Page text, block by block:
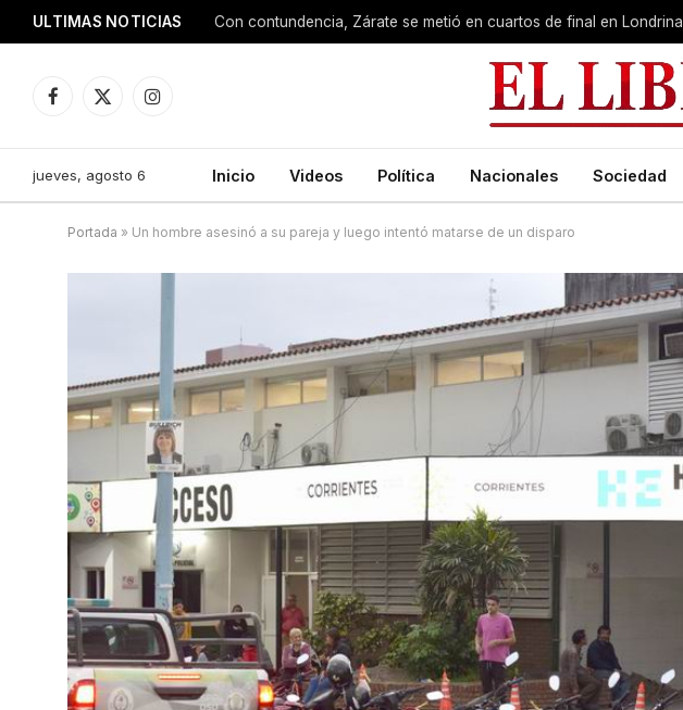
ULTIMAS NOTICIAS Con contundencia, Zárate se metió en cuartos de final en Londrina
Facebook
X
Instagram
jueves, agosto 6 Inicio Videos Política Nacionales Sociedad
Portada » Un hombre asesinó a su pareja y luego intentó matarse de un disparo